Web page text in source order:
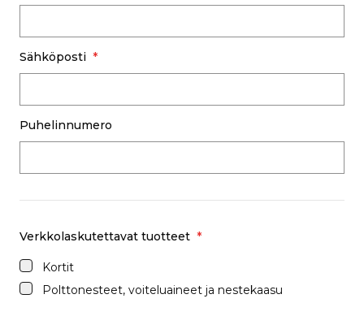
Sähköposti
Puhelinnumero
Verkkolaskutettavat tuotteet
Kortit
Polttonesteet, voiteluaineet ja nestekaasu